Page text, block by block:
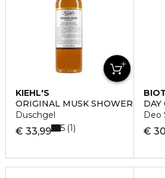
KIEHL'S
ORIGINAL MUSK SHOWER GEL
Duschgel
€ 33,99 5 1
DAY
Deo
€